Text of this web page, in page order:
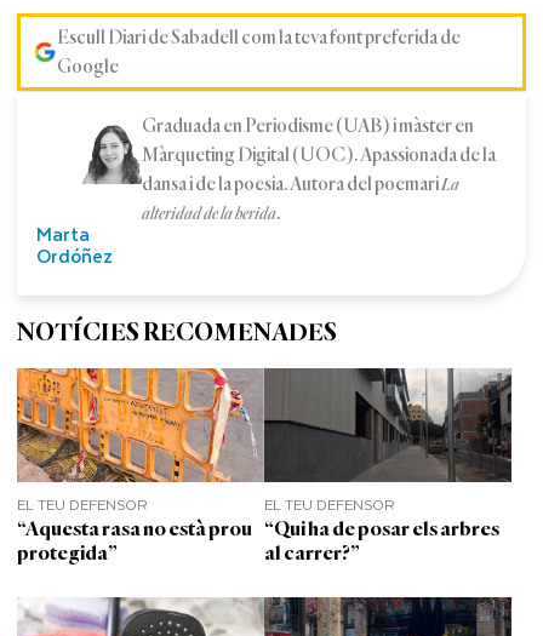
Escull Diari de Sabadell com la teva font preferida de
Google
Marta
Ordóñez
Graduada en Periodisme (UAB) i màster en
Màrqueting Digital (UOC). Apassionada de la
dansa i de la poesia. Autora del poemariLa
alteridad de la herida.
NOTÍCIES RECOMENADES
EL TEU DEFENSOR
“Aquesta rasa no està prou
protegida”
EL TEU DEFENSOR
“Qui ha de posar els arbres
al carrer?”